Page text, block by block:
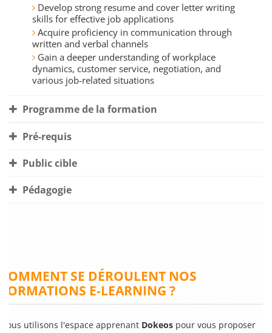
Develop strong resume and cover letter writing
skills for effective job applications
Acquire proficiency in communication through
written and verbal channels
Gain a deeper understanding of workplace
dynamics, customer service, negotiation, and
various job-related situations
Programme de la formation
Pré-requis
Public cible
Pédagogie
COMMENT SE DÉROULENT NOS
FORMATIONS E-LEARNING ?
Nous utilisons l'espace apprenant Dokeos pour vous proposer